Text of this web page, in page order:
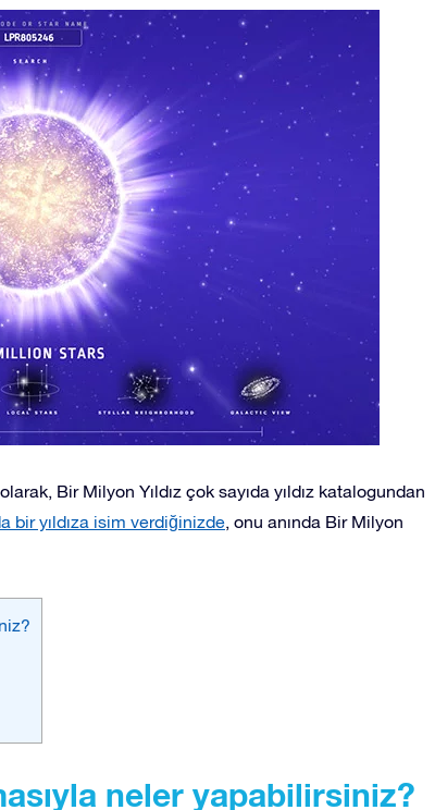
Bir Milyon Yıldız çok sayıda yıldız katalogundan
bir yıldıza isim verdiğinizde, onu anında Bir Milyon
neler yapabilirsiniz?